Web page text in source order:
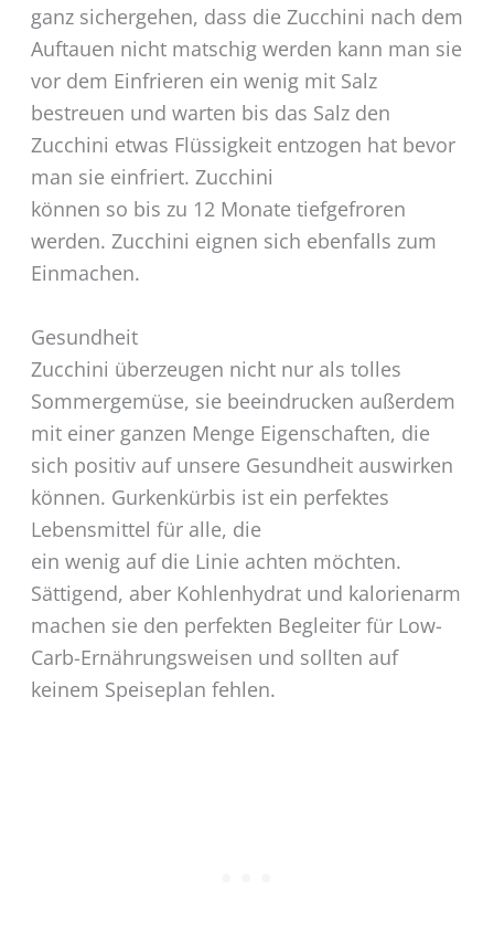
ganz sichergehen, dass die Zucchini nach dem
Auftauen nicht matschig werden kann man sie
vor dem Einfrieren ein wenig mit Salz
bestreuen und warten bis das Salz den
Zucchini etwas Flüssigkeit entzogen hat bevor
man sie einfriert. Zucchini
können so bis zu 12 Monate tiefgefroren
werden. Zucchini eignen sich ebenfalls zum
Einmachen.
Gesundheit
Zucchini überzeugen nicht nur als tolles
Sommergemüse, sie beeindrucken außerdem
mit einer ganzen Menge Eigenschaften, die
sich positiv auf unsere Gesundheit auswirken
können. Gurkenkürbis ist ein perfektes
Lebensmittel für alle, die
ein wenig auf die Linie achten möchten.
Sättigend, aber Kohlenhydrat und kalorienarm
machen sie den perfekten Begleiter für Low-
Carb-Ernährungsweisen und sollten auf
keinem Speiseplan fehlen.